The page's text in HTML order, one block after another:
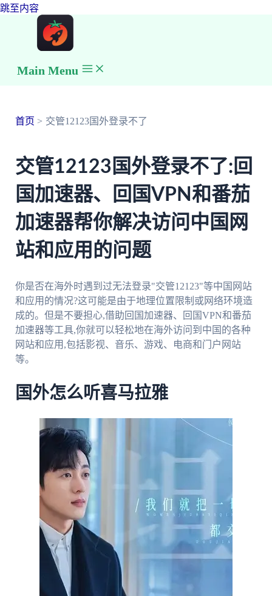
跳至内容
Main Menu
首页 交管12123国外登录不了
交管12123国外登录不了:回
国加速器、回国VPN和番茄
加速器帮你解决访问中国网
站和应用的问题
你是否在海外时遇到过无法登录"交管12123"等中国网站
和应用的情况?这可能是由于地理位置限制或网络环境造
成的。但是不要担心,借助回国加速器、回国VPN和番茄
加速器等工具,你就可以轻松地在海外访问到中国的各种
网站和应用,包括影视、音乐、游戏、电商和门户网站
等。
国外怎么听喜马拉雅